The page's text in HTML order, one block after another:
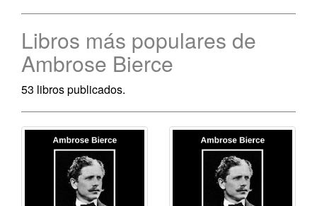
Libros más populares de
Ambrose Bierce
53 libros publicados.